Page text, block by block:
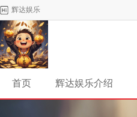
辉达娱乐
首页 辉达娱乐介绍